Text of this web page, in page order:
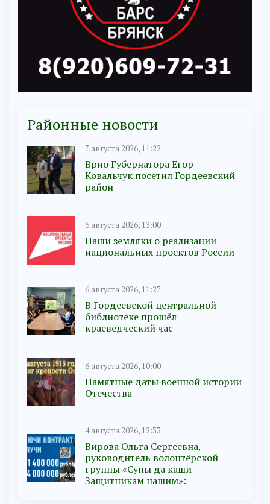
Районные новости
7 августа 2026, 11:22
Врио Губернатора Егор
Ковальчук посетил Гордеевский
район
6 августа 2026, 13:00
Наши земляки о реализации
национальных проектов России
6 августа 2026, 11:27
В Гордеевской центральной
библиотеке прошёл
краеведческий час
6 августа 2026, 10:00
Памятные даты военной истории
Отечества
4 августа 2026, 12:33
Вирова Ольга Сергеевна,
руководитель волонтёрской
группы «Супы да каши
Защитникам нашим»: